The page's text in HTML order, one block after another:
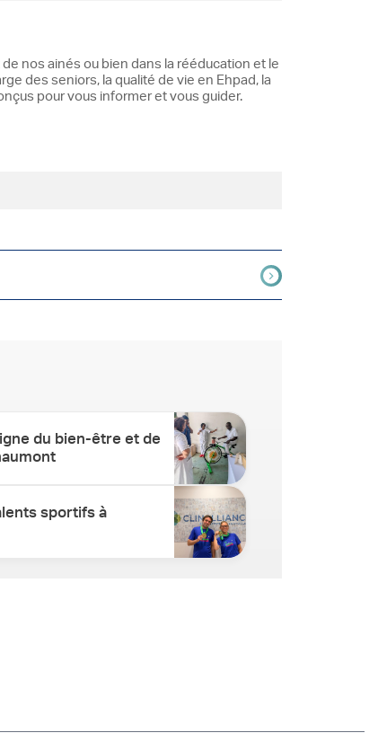
nos ainés ou bien dans la rééducation et le
des seniors, la qualité de vie en Ehpad, la
pour vous informer et vous guider.
du bien-être et de
sportifs à